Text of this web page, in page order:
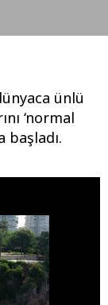
ünlü
‘normal
başladı.